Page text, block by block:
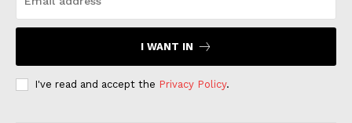
I WANT IN
I've read and accept the Privacy Policy.